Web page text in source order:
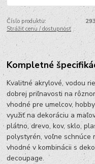
Číslo produktu:
Strážiť cenu / dostupnosť
Kompletné
Kvalitné akrylové, vodou
dobrej priľnavosti na
vhodné pre umelcov,
využiť na dekoráciu a
plátno, drevo, kov, sklo,
polystyrén, voľne schnúce
vhodné v kombinácii s
decoupage.